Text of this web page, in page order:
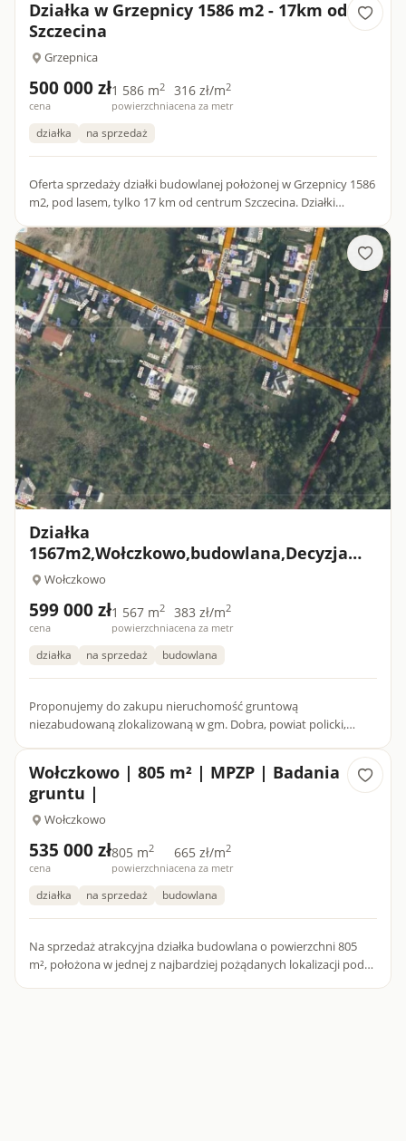
Działka w Grzepnicy 1586 m2 - 17km od
Szczecina
Grzepnica
500 000 zł
cena
1 586 m2
powierzchnia
316 zł/m2
cena za metr
działka na sprzedaż
Oferta sprzedaży działki budowlanej położonej w Grzepnicy 1586
m2, pod lasem, tylko 17 km od centrum Szczecina. Działki
Działka
1567m2,Wołczkowo,budowlana,Decyzja
w.z.,
Wołczkowo
599 000 zł
cena
1 567 m2
powierzchnia
383 zł/m2
cena za metr
działka na sprzedaż budowlana
Proponujemy do zakupu nieruchomość gruntową
niezabudowaną zlokalizowaną w gm. Dobra, powiat policki,
Wołczkowo | 805 m² | MPZP | Badania
gruntu |
Wołczkowo
535 000 zł
cena
805 m2
powierzchnia
665 zł/m2
cena za metr
działka na sprzedaż budowlana
Na sprzedaż atrakcyjna działka budowlana o powierzchni 805
m², położona w jednej z najbardziej pożądanych lokalizacji pod